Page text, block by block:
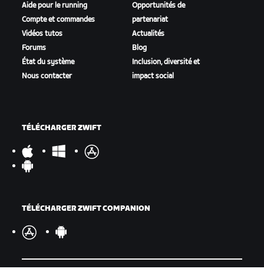
Aide pour le running
Compte et commandes
Vidéos tutos
Forums
État du système
Nous contacter
Opportunités de
partenariat
Actualités
Blog
Inclusion, diversité et
impact social
TÉLÉCHARGER ZWIFT
TÉLÉCHARGER ZWIFT COMPANION